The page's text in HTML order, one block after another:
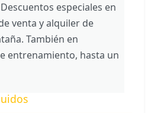
Descuentos especiales en
venta y alquiler de
También en
entrenamiento, hasta un